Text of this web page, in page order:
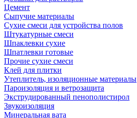
Цемент
Сыпучие материалы
Сухие смеси для устройства полов
Штукатурные смеси
Шпаклевки сухие
Шпатлевки готовые
Прочие сухие смеси
Клей для плитки
Утеплитель, изоляционные материалы
Пароизоляция и ветрозащита
Экструдированный пенополистирол
Звукоизоляция
Минеральная вата